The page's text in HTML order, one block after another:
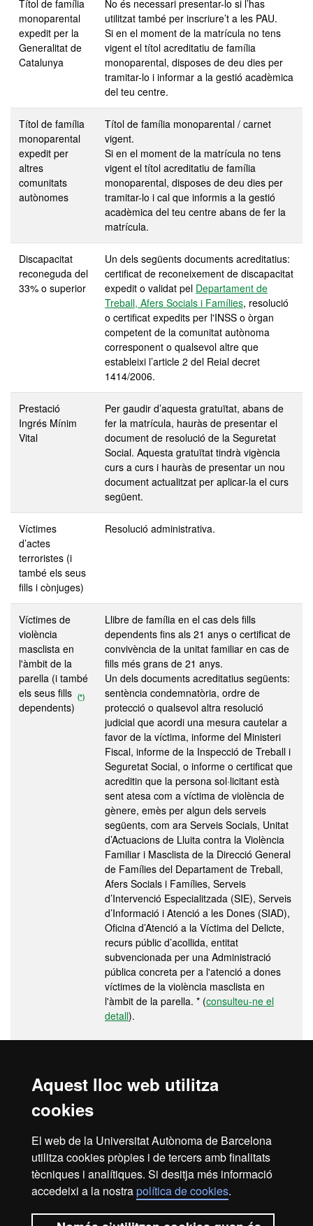
Aquest lloc web utilitza
cookies
El web de la Universitat Autònoma de Barcelona
utilitza cookies pròpies i de tercers amb finalitats
tècniques i analítiques. Si desitja més informació
accedeixi a la nostrapolítica de cookies.
Títol de família
monoparental
expedit per la
Generalitat de
Catalunya
No és necessari presentar-lo si l’has
utilitzat també per inscriure’t a les PAU.
Si en el moment de la matrícula no tens
vigent el títol acreditatiu de família
monoparental, disposes de deu dies per
tramitar-lo i informar a la gestió acadèmica
del teu centre.
Títol de família
monoparental
expedit per
altres
comunitats
autònomes
Títol de família monoparental / carnet
vigent.
Si en el moment de la matrícula no tens
vigent el títol acreditatiu de família
monoparental, disposes de deu dies per
tramitar-lo i cal que informis a la gestió
acadèmica del teu centre abans de fer la
matrícula.
Discapacitat
reconeguda del
33% o superior
Un dels següents documents acreditatius:
certificat de reconeixement de discapacitat
expedit o validat pel Departament de
Treball, Afers Socials i Famílies, resolució
o certificat expedits per l'INSS o òrgan
competent de la comunitat autònoma
corresponent o qualsevol altre que
estableixi l’article 2 del Reial decret
1414/2006.
Prestació
Ingrés Mínim
Vital
Per gaudir d’aquesta gratuïtat, abans de
fer la matrícula, hauràs de presentar el
document de resolució de la Seguretat
Social. Aquesta gratuïtat tindrà vigència
curs a curs i hauràs de presentar un nou
document actualitzat per aplicar-la el curs
següent.
Víctimes
d’actes
terroristes (i
també els seus
fills i cònjuges)
Resolució administrativa.
Víctimes de
violència
masclista en
l'àmbit de la
parella (i també
els seus fills
dependents)
(*)
Llibre de família en el cas dels fills
dependents fins als 21 anys o certificat de
convivència de la unitat familiar en cas de
fills més grans de 21 anys.
Un dels documents acreditatius següents:
sentència condemnatòria, ordre de
protecció o qualsevol altra resolució
judicial que acordi una mesura cautelar a
favor de la víctima, informe del Ministeri
Fiscal, informe de la Inspecció de Treball i
Seguretat Social, o informe o certificat que
acreditin que la persona sol·licitant està
sent atesa com a víctima de violència de
gènere, emès per algun dels serveis
següents, com ara Serveis Socials, Unitat
d’Actuacions de Lluita contra la Violència
Familiar i Masclista de la Direcció General
de Famílies del Departament de Treball,
Afers Socials i Famílies, Serveis
d’Intervenció Especialitzada (SIE), Serveis
d’Informació i Atenció a les Dones (SIAD),
Oficina d’Atenció a la Víctima del Delicte,
recurs públic d’acollida, entitat
subvencionada per una Administració
pública concreta per a l'atenció a dones
víctimes de la violència masclista en
l'àmbit de la parella. * (consulteu-ne el
detall).
indicats és condició imprescindible per a dur a terme la gestió de
l'expedient acadèmic, per a formalitzar una nova matrícula o
modificar la matrícula i/o per a sol·licitar qualsevol servei
(*) Informació provinent de l’acord de criteris per determinar la
condició de víctima de violència masclista en l’àmbit de la parella
als efectes d’exempció de preus i taxes universitaris aprovada pel
d’aquests documents amb aquests efectes.